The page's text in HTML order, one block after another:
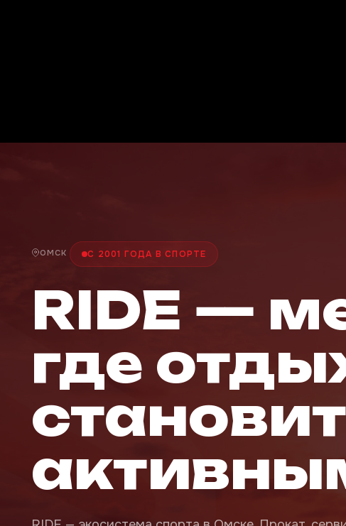
ОМСК С 2001 ГОДА В СПОРТЕ
RIDE —
где